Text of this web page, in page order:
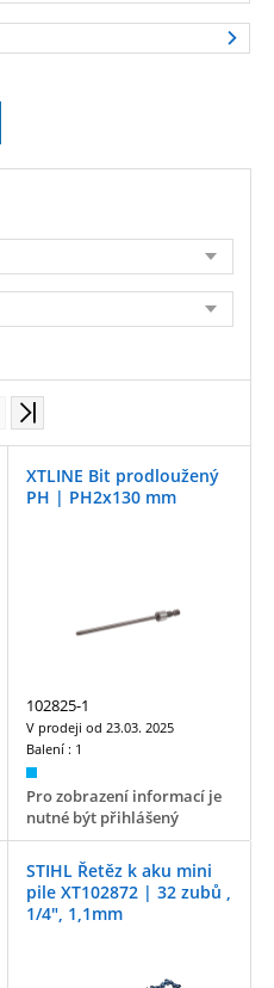
XTLINE Bit prodloužený
PH | PH2x130 mm
102825-1
V prodeji od 23.03. 2025
Balení : 1
Pro zobrazení informací je
nutné být přihlášený
STIHL Řetěz k aku mini
pile XT102872 | 32 zubů ,
1/4", 1,1mm